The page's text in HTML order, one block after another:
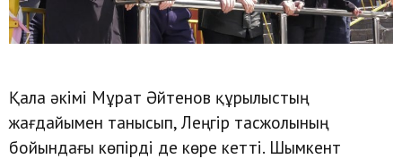
Қала әкімі Мұрат Әйтенов құрылыстың
жағдайымен танысып, Леңгір тасжолының
бойындағы көпірді де көре кетті. Шымкент